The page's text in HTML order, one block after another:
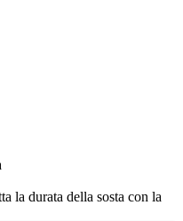
la durata della sosta con la